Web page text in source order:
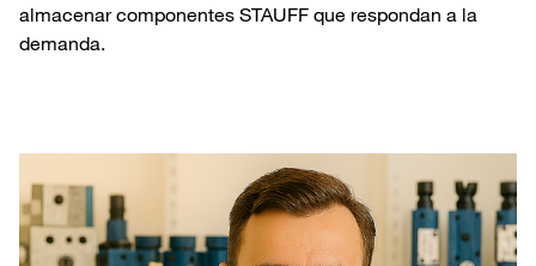
almacenar componentes STAUFF que respondan a la
demanda.